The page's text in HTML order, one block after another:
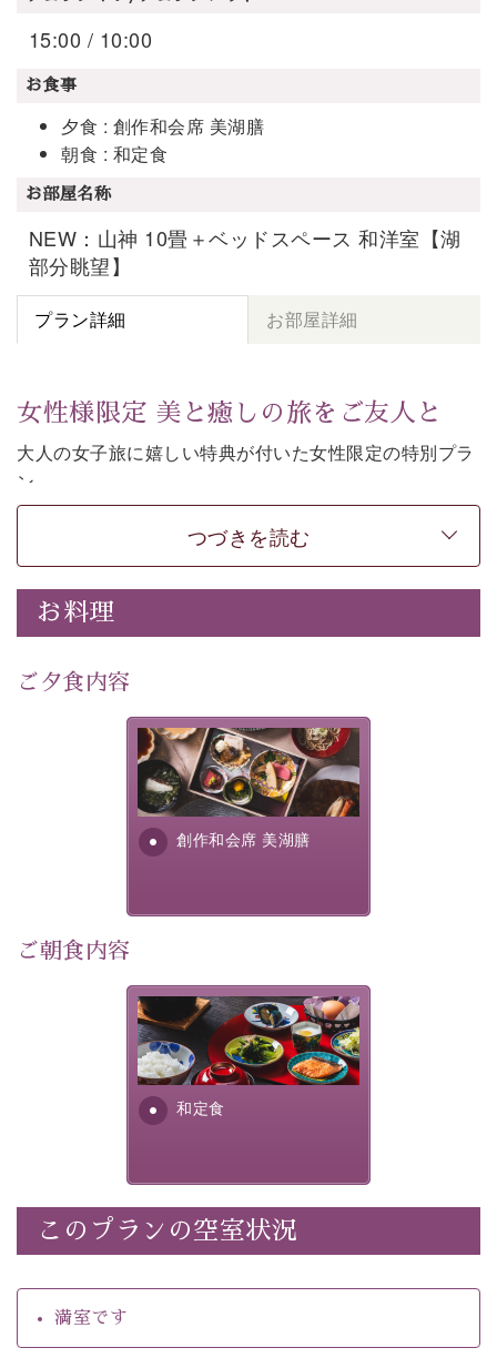
15:00 / 10:00
お食事
夕食 : 創作和会席 美湖膳
朝食 : 和定食
お部屋名称
NEW：山神 10畳＋ベッドスペース 和洋室【湖
部分眺望】
プラン詳細 お部屋詳細
女性様限定 美と癒しの旅をご友人と
大人の女子旅に嬉しい特典が付いた女性限定の特別プラ
ン。
女性同士の癒しの旅を愉しみたいならこちら。
-----------【安心への取り組み】----------
個室料亭、貸切風呂のご利用が可能な上、 安心安全にご
滞在いただけるよう
30項目以上からなる独自の衛生・消毒プログラムの基、
---------------------------------------------
■内容&特典■
40分無料
1人1,000円分の館内利用券（お飲み物やお土産などに
「千人風呂」で有名な 片倉館のご入浴券
クレンジング、化粧水、乳液
・諏訪大社4社を巡る無料参拝バス（事前予約制）
・館内着をご用意
・環境に配慮したアメニティをご用意
・館内フリーWi-Fi
・チェックイン15時、チェックアウト10時
いう昔の暦による料理表現）
・朝食はこだわりの味噌汁をはじめとした和定食
【温泉】
自家源泉「美翠源泉」は酸化の進みが遅く新鮮で若返り
つづきを読む
お料理
ご夕食内容
創作和会席 美湖膳
美湖膳とは諏訪の地で特別を
提供する為に料理長・神原 裕
明が考え出した創作和会席で
す。美しい諏訪湖の幸...
ご朝食内容
和定食
さっぱりとした和食膳に使わ
れる食材は、諏訪の名産品を
ふんだんに取り入れ、安心・
安全を心掛けた長野県産...
このプランの空室状況
満室です